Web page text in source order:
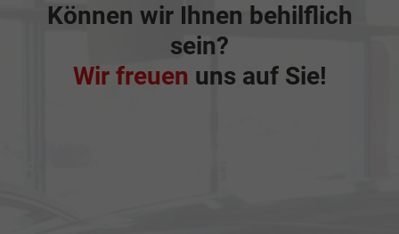
Können wir Ihnen behilflich
sein?
Wir freuen uns auf Sie!